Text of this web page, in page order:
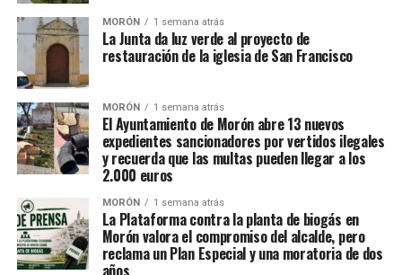
MORÓN 1 semana atrás
La Junta da luz verde al proyecto de
restauración de la iglesia de San Francisco
MORÓN 1 semana atrás
El Ayuntamiento de Morón abre 13 nuevos
expedientes sancionadores por vertidos ilegales
y recuerda que las multas pueden llegar a los
2.000 euros
MORÓN 1 semana atrás
La Plataforma contra la planta de biogás en
Morón valora el compromiso del alcalde, pero
reclama un Plan Especial y una moratoria de dos